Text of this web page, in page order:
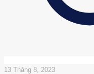
13 Tháng 8, 2023